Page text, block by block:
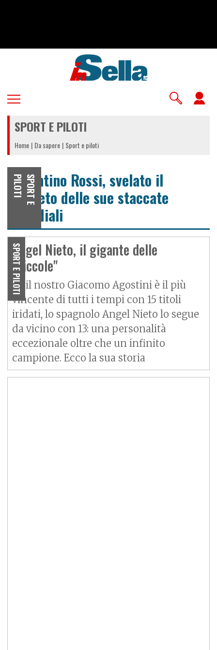
SPORT E PILOTI
Home Da sapere Sport e piloti
S
P
O
R
T
E
P
I
L
O
T
I
Valentino Rossi, svelato il
segreto delle sue staccate
micidiali
SPORT E PILOTI
Angel Nieto, il gigante delle
"piccole"
Se il nostro Giacomo Agostini è il più
vincente di tutti i tempi con 15 titoli
iridati, lo spagnolo Angel Nieto lo segue
da vicino con 13: una personalità
eccezionale oltre che un infinito
campione. Ecco la sua storia